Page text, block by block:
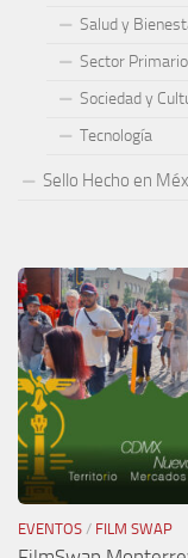
Salud y
Sector Primario
Sociedad y
Tecnología
Sello Hecho en
EVENTOS / FILM SWAP